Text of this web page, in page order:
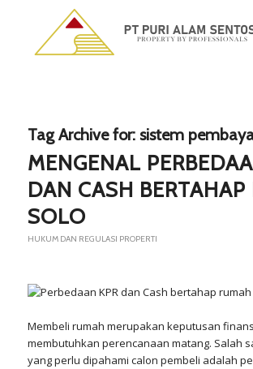
Tag Archive for: sistem
MENGENAL
DAN CASH
SOLO
HUKUM DAN REGULASI PROPERTI
Membeli rumah merupakan keputusan
membutuhkan perencanaan matang. Salah
yang perlu dipahami calon pembeli adalah